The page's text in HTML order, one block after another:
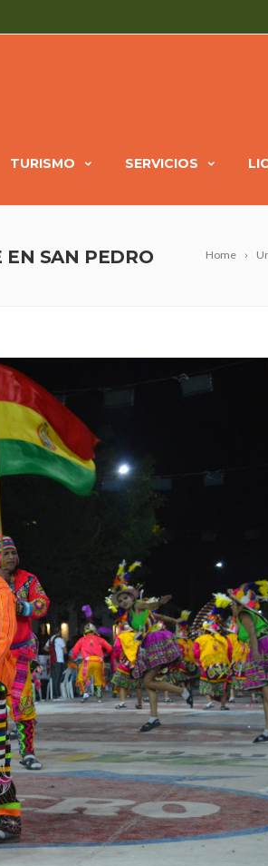
TURISMO SERVICIOS
Home
EN SAN PEDRO